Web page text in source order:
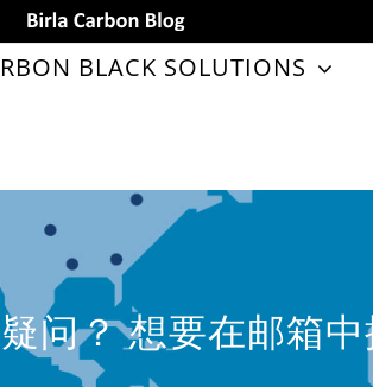
Birla
Carbon
Blog
BLACK SOLUTIONS
问？ 想要在邮箱